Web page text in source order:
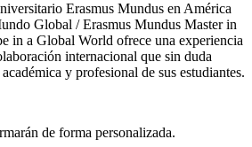
Erasmus Mundus en América
Global / Erasmus Mundus Master in
in a Global World ofrece una experiencia
internacional que sin duda
y profesional de sus estudiantes.
de forma personalizada.